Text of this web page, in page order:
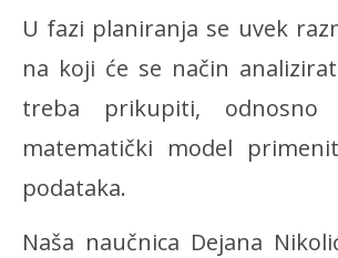
U fazi planiranja se uvek
na koji će se način
treba prikupiti,
matematički model
podataka.
Naša naučnica Dejana